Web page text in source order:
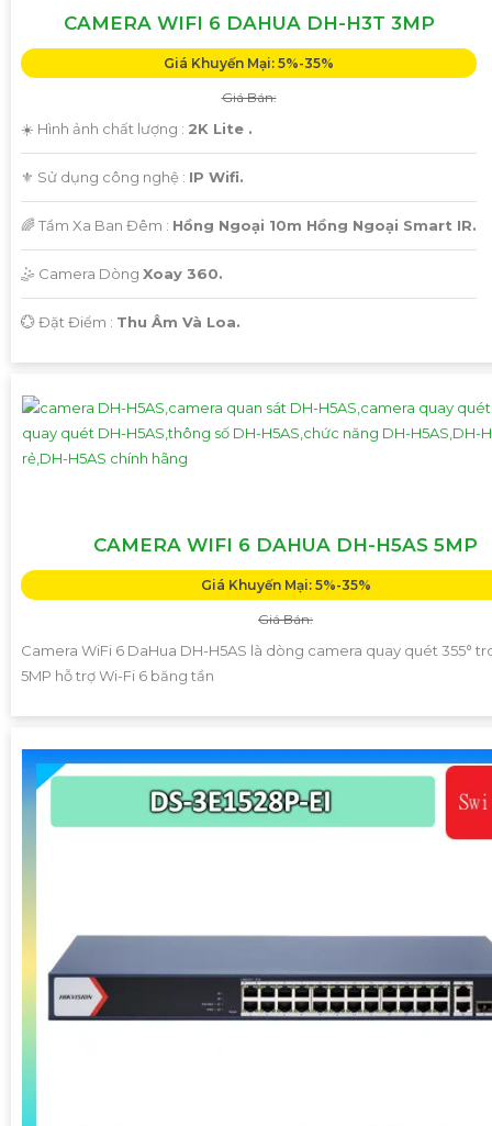
CAMERA WIFI 6 DAHUA DH-H3T 3MP
Giá Khuyến Mại: 5%-35%
Giá Bán:
☀️ Hình ảnh chất lượng : 2K Lite .
⚜️ Sử dụng công nghệ : IP Wifi.
🌈 Tầm Xa Ban Đêm : Hồng Ngoại 10m Hồng Ngoại Smart IR.
🤹 Camera Dòng Xoay 360.
️💮 Đặt Điểm : Thu Âm Và Loa.
CAMERA WIFI 6 DAHUA DH-H5AS 5MP
Giá Khuyến Mại: 5%-35%
Giá Bán:
Camera WiFi 6 DaHua DH-H5AS là dòng camera quay quét 355°
5MP hỗ trợ Wi-Fi 6 băng tần